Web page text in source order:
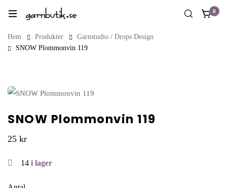
0
Hem Produkter
Garnstudio / Drops Design
SNOW Plommonvin 119
SNOW Plommonvin 119
25 kr
14 i lager